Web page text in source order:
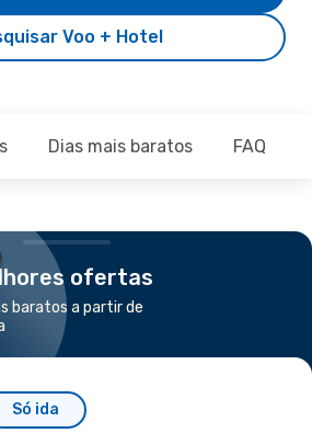
Voo + Hotel
Dias mais baratos FAQ
ofertas
baratos a partir de
Só ida